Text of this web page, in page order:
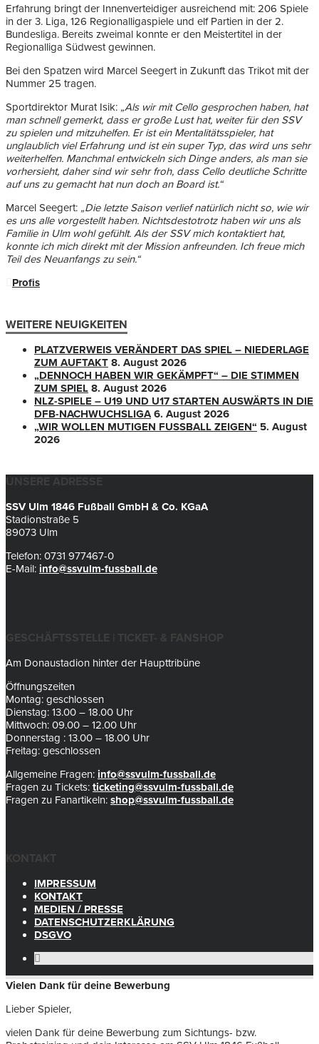
Erfahrung bringt der Innenverteidiger ausreichend mit: 206 Spiele
in der 3. Liga, 126 Regionalligaspiele und elf Partien in der 2.
Bundesliga. Bereits zweimal konnte er den Meistertitel in der
Regionalliga Südwest gewinnen.
Bei den Spatzen wird Marcel Seegert in Zukunft das Trikot mit der
Nummer 25 tragen.
Sportdirektor Murat Isik: „Als wir mit Cello gesprochen haben, hat
man schnell gemerkt, dass er große Lust hat, weiter für den SSV
zu spielen und mitzuhelfen. Er ist ein Mentalitätsspieler, hat
unglaublich viel Erfahrung und ist ein super Typ, das wird uns sehr
weiterhelfen. Manchmal entwickeln sich Dinge anders, als man sie
vorhersieht, daher sind wir sehr froh, dass Cello deutliche Schritte
auf uns zu gemacht hat nun doch an Board ist.“
Marcel Seegert: „Die letzte Saison verlief natürlich nicht so, wie wir
es uns alle vorgestellt haben. Nichtsdestotrotz haben wir uns als
Familie in Ulm wohl gefühlt. Als der SSV mich kontaktiert hat,
konnte ich mich direkt mit der Mission anfreunden. Ich freue mich
Teil des Neuanfangs zu sein.“
Profis
WEITERE NEUIGKEITEN
PLATZVERWEIS VERÄNDERT DAS SPIEL – NIEDERLAGE
ZUM AUFTAKT 8. August 2026
„DENNOCH HABEN WIR GEKÄMPFT“ – DIE STIMMEN
ZUM SPIEL 8. August 2026
NLZ-SPIELE – U19 UND U17 STARTEN AUSWÄRTS IN DIE
DFB-NACHWUCHSLIGA 6. August 2026
„WIR WOLLEN MUTIGEN FUSSBALL ZEIGEN“
5. August
2026
UNSERE ADRESSE
SSV Ulm 1846 Fußball GmbH & Co. KGaA
Stadionstraße 5
89073 Ulm
Telefon: 0731 977467-0
E-Mail: info@ssvulm-fussball.de
GESCHÄFTSSTELLE | TICKET- & FANSHOP
Am Donaustadion hinter der Haupttribüne
Öffnungszeiten
Montag: geschlossen
Dienstag: 13.00 – 18.00 Uhr
Mittwoch: 09.00 – 12.00 Uhr
Donnerstag : 13.00 – 18.00 Uhr
Freitag: geschlossen
Allgemeine Fragen: info@ssvulm-fussball.de
Fragen zu Tickets: ticketing@ssvulm-fussball.de
Fragen zu Fanartikeln: shop@ssvulm-fussball.de
KONTAKT
IMPRESSUM
KONTAKT
MEDIEN / PRESSE
DATENSCHUTZERKLÄRUNG
DSGVO
Vielen Dank für deine Bewerbung
Lieber Spieler,
vielen Dank für deine Bewerbung zum Sichtungs- bzw.